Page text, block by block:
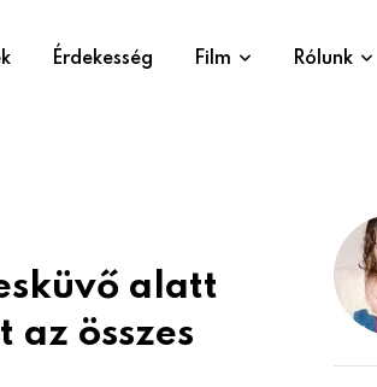
Érdekesség Film Rólunk
alatt
összes